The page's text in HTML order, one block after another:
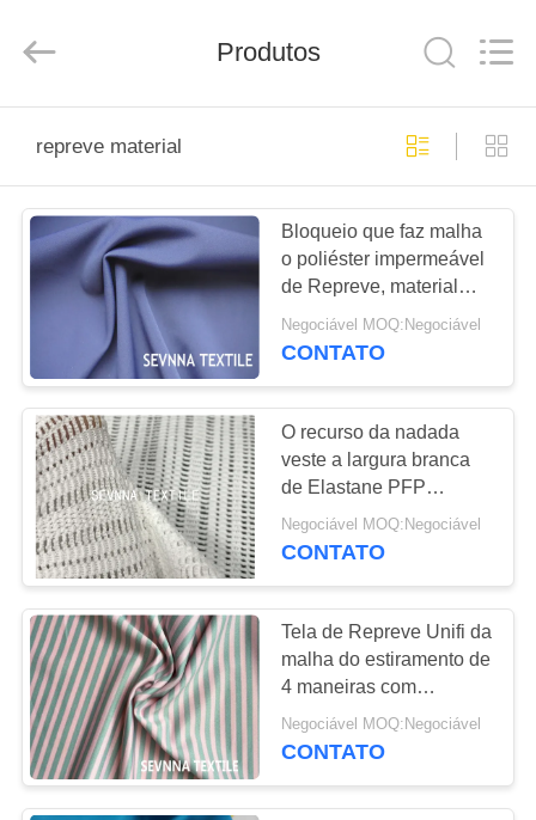
PRODUTOS
SHOW
DE
SOBRE
NÓS
EXCURSÃO
DA
FÁBRICA
CONTROLE
DA
QUALIDADE
SEVNNA
TEXTILE.
Produtos
repreve material
Bloqueio que faz malha
o poliéster impermeável
de Repreve, material
pastel de Repreve das
matiz do estiramento
Negociável MOQ:Negociável
CONTATO
O recurso da nadada
veste a largura branca
de Elastane PFP
145CM do poliéster da
malha de Repreve
Negociável MOQ:Negociável
CONTATO
Tela de Repreve Unifi da
malha do estiramento de
4 maneiras com
impressão de alta
velocidade de Digitas
Negociável MOQ:Negociável
CONTATO